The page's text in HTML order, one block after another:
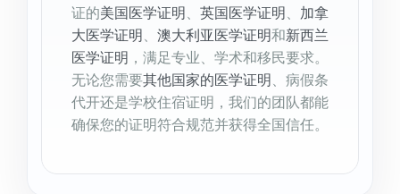
证的美国医学证明 英国医学证明
加拿
大医学证明
澳大利亚医学证明和新西兰
医学证明 ，满足专业、学术和移民要求。
无论您需要其他国家的医学证明
、病假条
代开还是学校住宿证明，我们的团队都能
确保您的证明符合规范并获得全国信任。